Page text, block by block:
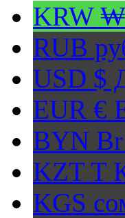
KRW ₩
RUB
USD $
EUR €
BYN Br
KZT T
KGS